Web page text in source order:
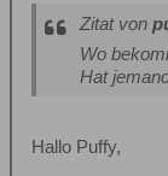
Zitat von
Wo
Hat
Hallo Puffy,